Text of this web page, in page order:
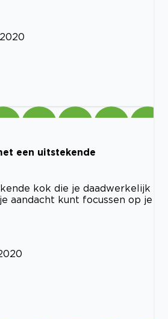
een uitstekende
kok die je daadwerkelijk
aandacht kunt focussen op je